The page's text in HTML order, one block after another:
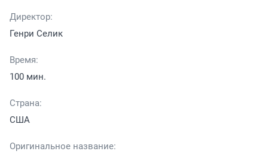
Директор:
Генри Селик
Время:
100 мин.
Страна:
США
Оригинальное название: